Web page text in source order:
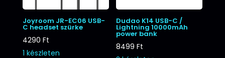
Joyroom JR-EC06 USB-
C headset szürke
4290 Ft
1 készleten
Dudao K14 USB-C /
Lightning 10000mAh
power bank
8499Ft